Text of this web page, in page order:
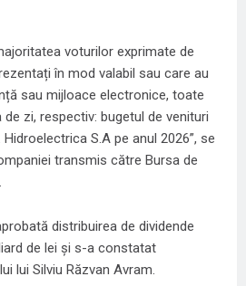
voturilor exprimate de
în mod valabil sau care au
sau mijloace electronice, toate
zi, respectiv: bugetul de venituri
Hidroelectrica S.A pe anul 2026”, se
transmis către Bursa de
distribuirea de dividende
de lei și s-a constatat
lui Silviu Răzvan Avram.